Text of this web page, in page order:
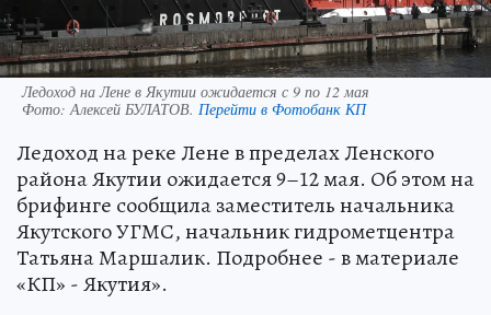
Ледоход на Лене в Якутии ожидается с 9 по 12 мая
Фото:Алексей БУЛАТОВ. Перейти в Фотобанк КП
Ледоход на реке Лене в пределах Ленского
района Якутии ожидается 9–12 мая. Об этом на
брифинге сообщила заместитель начальника
Якутского УГМС, начальник гидрометцентра
Татьяна Маршалик. Подробнее - в материале
«КП» - Якутия».